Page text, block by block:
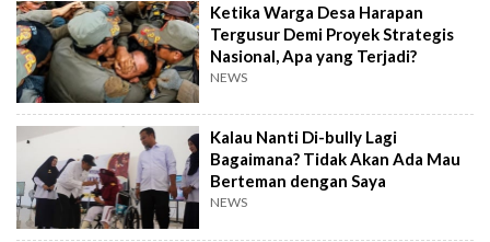
Ketika Warga Desa Harapan
Tergusur Demi Proyek Strategis
Nasional, Apa yang Terjadi?
NEWS
Kalau Nanti Di-bully Lagi
Bagaimana? Tidak Akan Ada Mau
Berteman dengan Saya
NEWS